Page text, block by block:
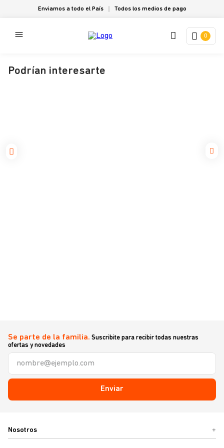
Enviamos a todo el País Todos los medios de pago
0
Podrían interesarte
Se parte de la familia. Suscribite para recibir todas nuestras
ofertas y novedades
Enviar
Nosotros +